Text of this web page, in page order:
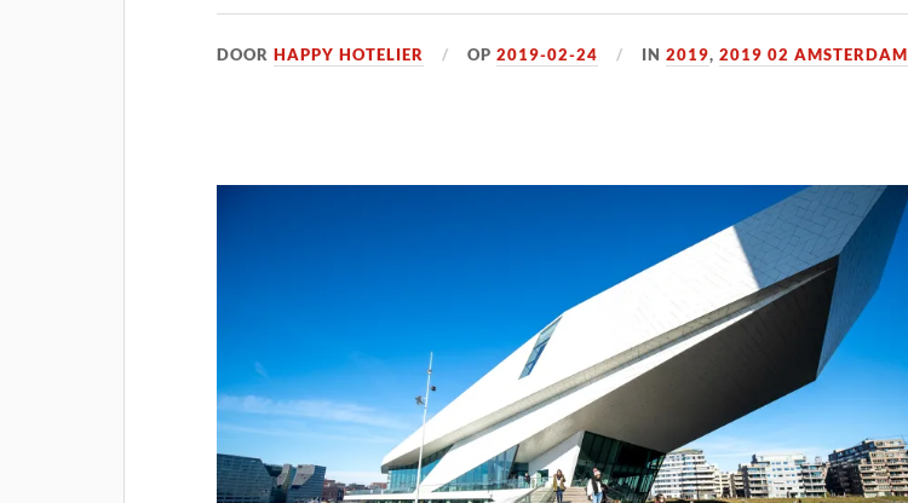
DOORHAPPY HOTELIER OP2019-02-24 IN2019,2019 02 AMSTERDAM